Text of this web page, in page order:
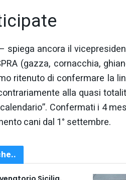
spiega ancora il
(gazza, cornacchia,
ritenuto di confermare la
alla quasi
Confermati i 4
cani dal 1° settembre.